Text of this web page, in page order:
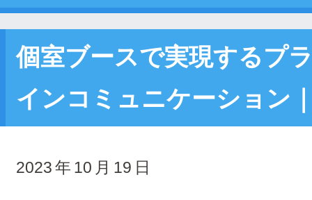
個室ブースで実現するプ
インコミュニケーション
2023 年 10 月 19 日